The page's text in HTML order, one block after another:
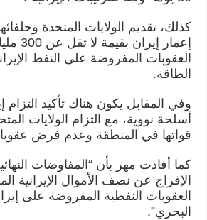
كذلك، تقديم الولايات المتحدة
إعمار
العقوبات المفروضة على النفط
الطاقة.
وفي المقابل يكون هناك تأكيد التزام
أسلحة نووية، مع التزام الولايات
قواتها في المنطقة وعدم فرض
كما أفادت مهر بأن “المفاوضات
الإفراج عن نصف الأموال الإيرانية
العقوبات النفطية المفروضة على
البحري”.